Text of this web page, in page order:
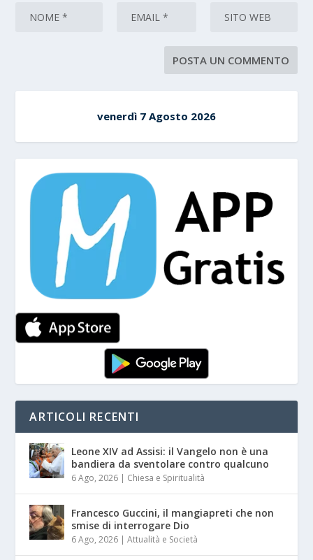
venerdì 7 Agosto 2026
ARTICOLI RECENTI
Leone XIV ad Assisi: il Vangelo non è una
bandiera da sventolare contro qualcuno
6 Ago, 2026 | Chiesa e Spiritualità
Francesco Guccini, il mangiapreti che non
smise di interrogare Dio
6 Ago, 2026 |Attualità e Società